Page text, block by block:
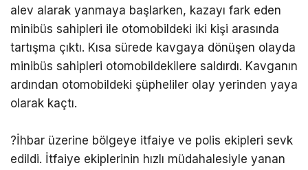
alev alarak yanmaya başlarken, kazayı fark eden
minibüs sahipleri ile otomobildeki iki kişi arasında
tartışma çıktı. Kısa sürede kavgaya dönüşen olayda
minibüs sahipleri otomobildekilere saldırdı. Kavganın
ardından otomobildeki şüpheliler olay yerinden yaya
olarak kaçtı.
?İhbar üzerine bölgeye itfaiye ve polis ekipleri sevk
edildi. İtfaiye ekiplerinin hızlı müdahalesiyle yanan